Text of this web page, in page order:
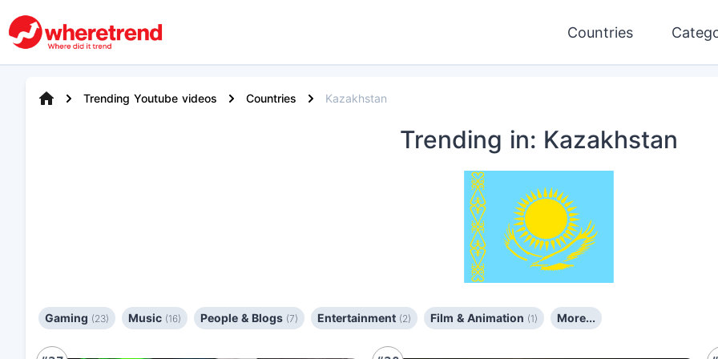
Countries
Trending Youtube videos Countries Kazakhstan
Trending in: Kazakhstan
Gaming (23) Music (16) People & Blogs (7) Entertainment (2) Film & Animation (1) More...